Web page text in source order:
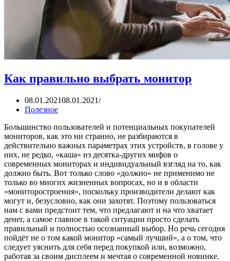
Как правильно выбрать монитор
08.01.202108.01.2021
Полезное
Большинство пользователей и потенциальных покупателей
мониторов, как это ни странно, не разбираются в
действительно важных параметрах этих устройств, в голове у
них, не редко, «каша» из десятка-других мифов о
современных мониторах и индивидуальный взгляд на то, как
должно быть. Вот только слово «должно» не применимо не
только во многих жизненных вопросах, но и в области
«мониторостроения», поскольку производители делают как
могут и, безусловно, как они захотят. Поэтому пользоваться
нам с вами предстоит тем, что предлагают и на что хватает
денег, а самое главное в такой ситуации просто сделать
правильный и полностью осознанный выбор. Но речь сегодня
пойдёт не о том какой монитор «самый лучший», а о том, что
следует уяснить для себя перед покупкой или, возможно,
работая за своим дисплеем и мечтая о современной новинке.